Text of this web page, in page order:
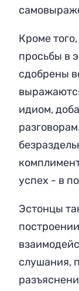
Кроме
просьбы в
сдобрены
идиом,
успех - в
Эстонцы
слушания,